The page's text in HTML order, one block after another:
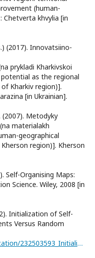
(human-
Chetverta khvylia [in
(2017). Innovatsiino-
prykladi Kharkivskoi
as the regional
Kharkiv region)].
[in Ukrainian].
(2007). Metodyky
materialakh
geographical
region)]. Kherson
Self-Organising Maps:
Science. Wiley, 2008 [in
Initialization of Self-
Versus Random
https://www.researchgate.net/publication/232503593_Initialization_of_Self-Organizing_Maps_Principal_Components_VersusRandom_Initialization_A_Case_Study